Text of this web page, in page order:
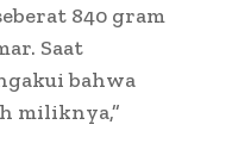
840 gram
Saat
bahwa
miliknya,”